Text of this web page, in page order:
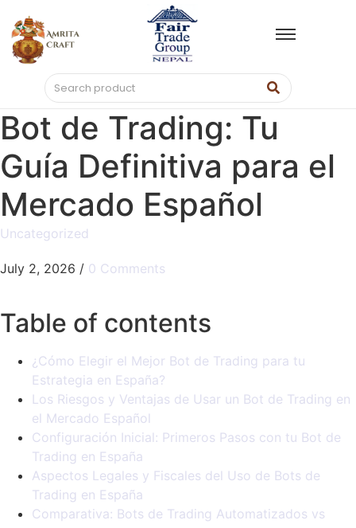
Bot de Trading: Tu
Guía Definitiva para el
Mercado Español
Uncategorized
July 2, 2026 / 0 Comments
Table of contents
¿Cómo Elegir el Mejor Bot de Trading para tu
Estrategia en España?
Los Riesgos y Ventajas de Usar un Bot de Trading en
el Mercado Español
Configuración Inicial: Primeros Pasos con tu Bot de
Trading en España
Aspectos Legales y Fiscales del Uso de Bots de
Trading en España
Comparativa: Bots de Trading Automatizados vs